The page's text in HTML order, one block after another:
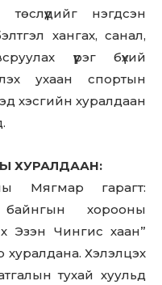
miss
нэгдсэн
хангах, санал,
үүрэг бүхий
ухаан спортын
хэсгийн хуралдаан
ХУРАЛДААН:
Мягмар гарагт:
хорооны
Эзэн Чингис хаан”
хуралдана. Хэлэлцэх
тухай хуульд